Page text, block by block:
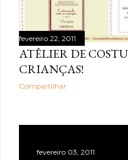
fevereiro 22, 2011
ATÊLIER DE
CRIANÇAS!
Compartilhar
fevereiro 03, 2011